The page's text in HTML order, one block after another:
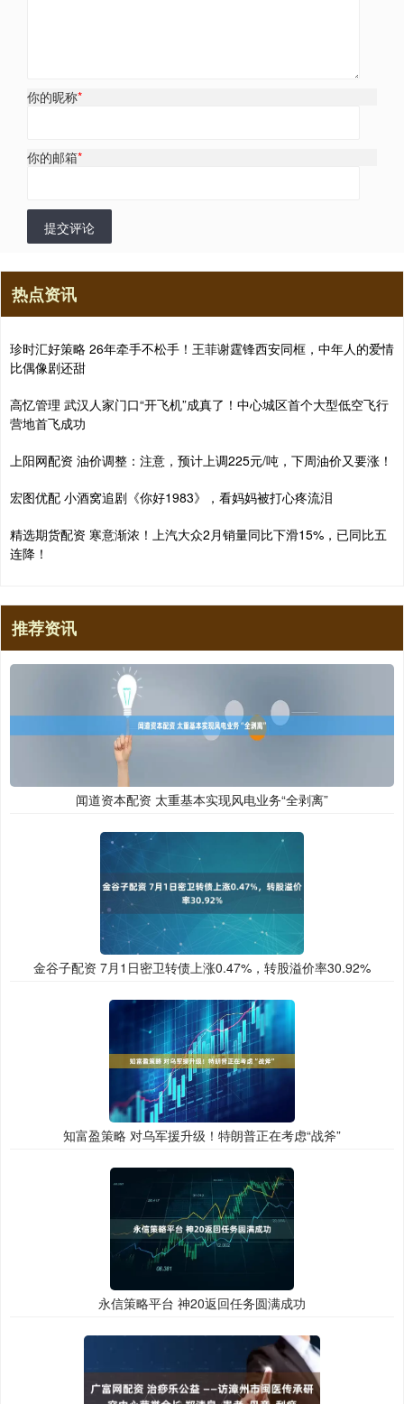
你的昵称*
你的邮箱*
提交评论
热点资讯
珍时汇好策略 26年牵手不松手！王菲谢霆锋西安同框，中年人的爱情
比偶像剧还甜
高忆管理 武汉人家门口“开飞机”成真了！中心城区首个大型低空飞行
营地首飞成功
上阳网配资 油价调整：注意，预计上调225元/吨，下周油价又要涨！
宏图优配 小酒窝追剧《你好1983》，看妈妈被打心疼流泪
精选期货配资 寒意渐浓！上汽大众2月销量同比下滑15%，已同比五
连降！
推荐资讯
闻道资本配资 太重基本实现风电业务“全剥离”
金谷子配资 7月1日密卫转债上涨0.47%，转股溢价率30.92%
知富盈策略 对乌军援升级！特朗普正在考虑“战斧”
永信策略平台 神20返回任务圆满成功